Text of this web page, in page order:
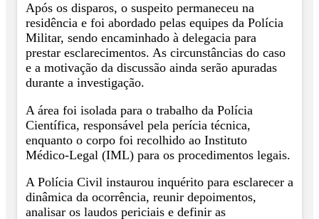
Após os disparos, o suspeito permaneceu na
residência e foi abordado pelas equipes da Polícia
Militar, sendo encaminhado à delegacia para
prestar esclarecimentos. As circunstâncias do caso
e a motivação da discussão ainda serão apuradas
durante a investigação.
A área foi isolada para o trabalho da Polícia
Científica, responsável pela perícia técnica,
enquanto o corpo foi recolhido ao Instituto
Médico-Legal (IML) para os procedimentos legais.
A Polícia Civil instaurou inquérito para esclarecer a
dinâmica da ocorrência, reunir depoimentos,
analisar os laudos periciais e definir as